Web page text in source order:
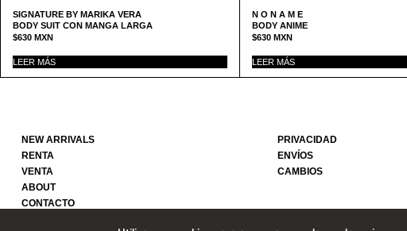
SIGNATURE BY MARIKA VERA
BODY SUIT CON MANGA LARGA
$630 MXN
LEER MÁS
N O N A M E
BODY ANIME
$630 MXN
LEER MÁS
NEW ARRIVALS
RENTA
VENTA
ABOUT
CONTACTO
PRIVACIDAD
ENVÍOS
CAMBIOS